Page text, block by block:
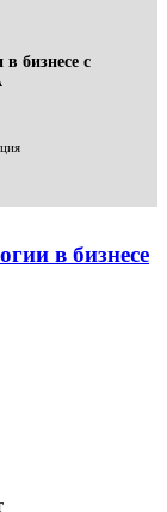
бизнесе c
в бизнесе